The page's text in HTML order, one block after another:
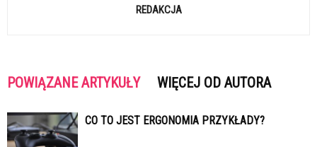
REDAKCJA
POWIĄZANE ARTYKUŁY WIĘCEJ OD AUTORA
CO TO JEST ERGONOMIA PRZYKŁADY?